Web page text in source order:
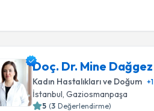
Doç. Dr. Mine Dağgez
Kadın Hastalıkları ve Doğum +1
İstanbul, Gaziosmanpaşa
5 (3 Değerlendirme)